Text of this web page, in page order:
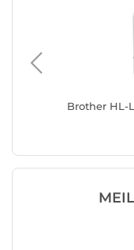
Brother HL-